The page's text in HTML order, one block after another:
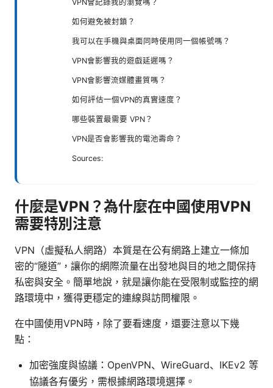
VPN會記錄我的瀏覽嗎？
如何避免被封鎖？
我可以在手機與桌面同時使用同一個帳號嗎？
VPN會影響我的遊戲延遲嗎？
VPN會影響流媒體畫質嗎？
如何評估一個VPN的真實速度？
哪些裝置最需要 VPN？
VPN是否會影響我的電池壽命？
Sources:
什麼是VPN？為什麼在中國使用VPN
需要特別注意
VPN（虛擬私人網路）本質是在公有網路上建立一條加
密的“隧道”，讓你的網際流量在出發地與目的地之間保持
私密與安全。簡單地說，就是讓你能在受限制或監控的網
路環境中，獲得更穩定的連線與訪問權限。
在中國使用VPN時，除了要看速度，還要注意以下幾
點：
加密強度與協議：OpenVPN、WireGuard、IKEv2 等
協議各有優劣，需根據網路環境選擇。